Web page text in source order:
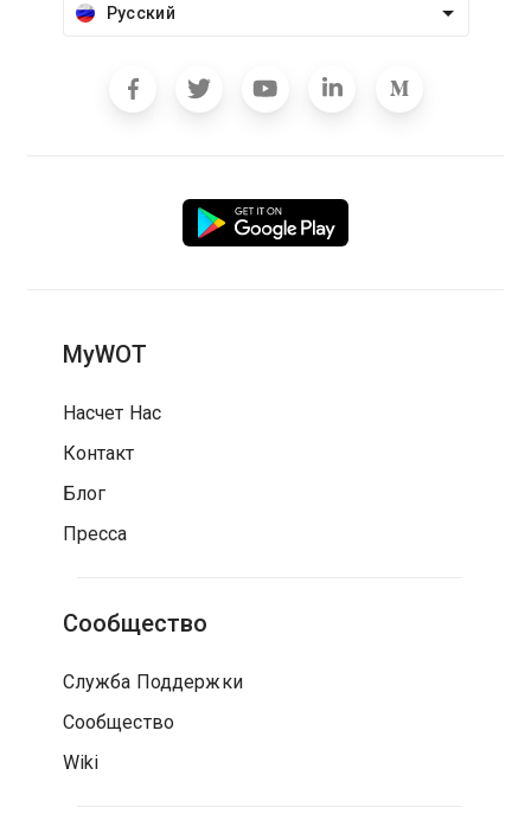
Русский
MyWOT
Насчет Нас
Контакт
Блог
Пресса
Сообщество
Служба Поддержки
Сообщество
Wiki